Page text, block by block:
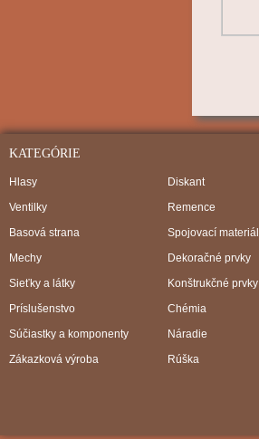
KATEGÓRIE
Hlasy
Ventilky
Diskant
Remence
Basová strana
Mechy
Spojovací materiál
Dekoračné prvky
Sieťky a látky
Príslušenstvo
Konštrukčné prvky
Chémia
Súčiastky a komponenty
Zákazková výroba
Náradie
Rúška